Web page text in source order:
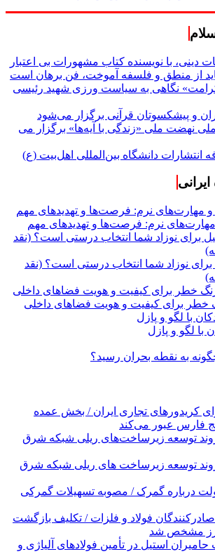
دینی، با نویسنده کتاب مشهورات بی اعتبار
از منطق و فلسفه آموخت، فن برهان است
نگاهی به سیاست ورزی شهید رئیسی
و پیشکسوتان قرآنی برگزار می‌شود
نهضت ملی «زندگی با آیه‌ها» برگزار می
انتشارات دانشگاه بین‌المللی اهل‌بیت (ع)
مهارت‌های نرم: فرصت‌ها و تهدیدهای مهم
برای نوزاد شما انتخاب درستی است؟ (نقد
خطر برای کیفیت و هویت فضاهای داخلی
با لگو و پازل
به نقطه بحران رسید؟
کریدورهای تجاری ایران / بخش عمده
فارس عبور می‌کند
روند توسعه زیرساخت‌های ریلی شبکه شرق
روند توسعه زیرساخت های ریلی شبکه شرق
درباره گمرک / مصوبه تسهیلات گمرکی
فولاد و فلزات / تکلیف بازگشت
استیل در تأمین فولادهای آلیاژی و